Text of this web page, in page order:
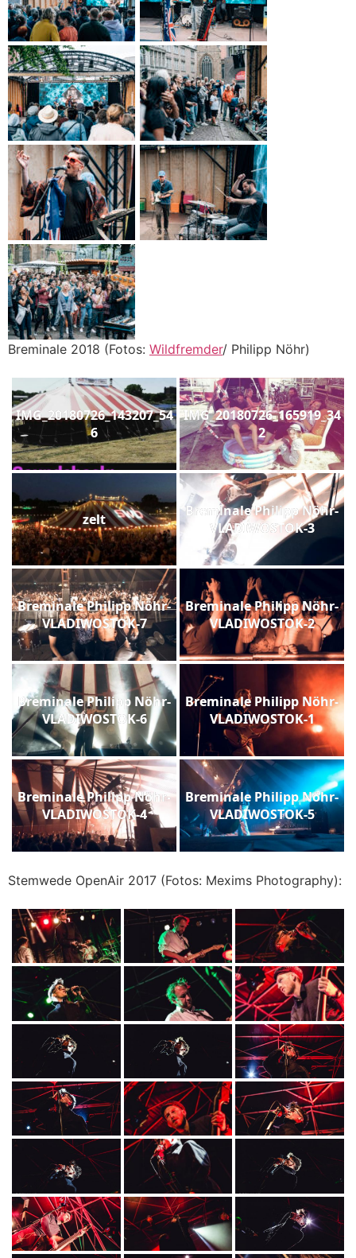
Breminale 2018 (Fotos: Wildfremder/ Philipp Nöhr)
IMG_20180726_143207_54
6
IMG_20180726_165919_34
2
zelt
Breminale Philipp Nöhr-
VLADIWOSTOK-3
Breminale Philipp Nöhr-
VLADIWOSTOK-7
Breminale Philipp Nöhr-
VLADIWOSTOK-2
Breminale Philipp Nöhr-
VLADIWOSTOK-6
Breminale Philipp Nöhr-
VLADIWOSTOK-1
Breminale Philipp Nöhr-
VLADIWOSTOK-4
Breminale Philipp Nöhr-
VLADIWOSTOK-5
Stemwede OpenAir 2017 (Fotos: Mexims Photography):